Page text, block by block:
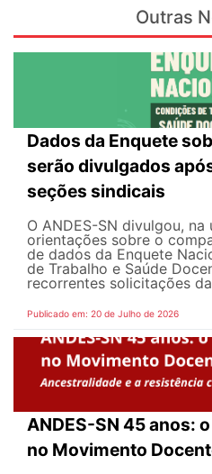
Outras
Dados da Enquete
serão divulgados
seções sindicais
O ANDES-SN divulgou,
orientações sobre o
de dados da Enquete
de Trabalho e Saúde
recorrentes solicitações
Publicado em: 20 de Julho de 2026
ANDES-SN 45 anos:
no Movimento